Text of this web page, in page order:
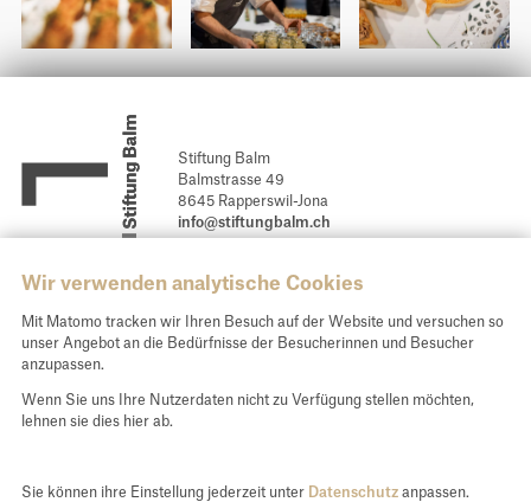
Wir verwenden analytische Cookies
Mit Matomo tracken wir Ihren Besuch auf der Website und versuchen so
unser Angebot an die Bedürfnisse der Besucherinnen und Besucher
anzupassen.
Wenn Sie uns Ihre Nutzerdaten nicht zu Verfügung stellen möchten,
lehnen sie dies hier ab.
Sie können ihre Einstellung jederzeit unter Datenschutzanpassen.
Stiftung Balm
Balmstrasse 49
8645 Rapperswil-Jona
info@stiftungbalm.ch
Spendenkonto und Kontakt
Unsere E-Banking Daten für Ihre Spende:
St. Galler Kantonalbank AG, 9001 St. Gallen
IBAN CH54 0078 1624 4588 9200 0